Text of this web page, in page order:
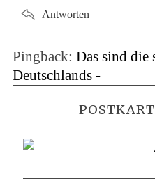
Antworten
Pingback: Das sind die
Deutschlands -